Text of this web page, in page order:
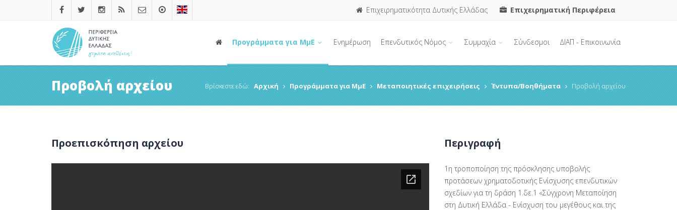
Επιχειρηματικότητα Δυτικής Ελλάδας Επιχειρηματική Περιφέρεια
Προγράμματα για ΜμΕ Ενημέρωση Επενδυτικός Νόμος Συμμαχία Σύνδεσμοι ΔΙΑΠ - Επικοινωνία
Προβολή αρχείου Βρίσκεστε εδώ: Αρχική Προγράμματα για ΜμΕ Μεταποιητικές επιχειρήσεις Έντυπα/Βοηθήματα Προβολή αρχείου
Προεπισκόπηση αρχείου Περιγραφή
1η τροποποίηση της πρόσκλησης υποβολής
προτάσεων χρηματοδοτικής Ενίσχυσης επενδυτικών
σχεδίων για τη δράση 1.δε.1 «Σύγχρονη Μεταποίηση
στη Δυτική Ελλάδα - Ενίσχυση του μεγέθους και της